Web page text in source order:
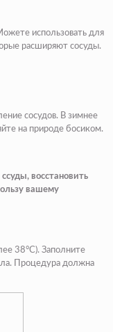
использовать для
расширяют сосуды.
сосудов. В зимнее
на природе босиком.
восстановить
вашему
38°С). Заполните
Процедура должна